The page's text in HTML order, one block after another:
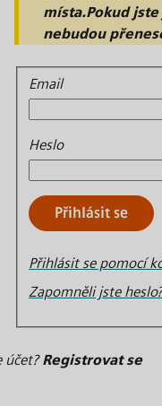
místa.Pokud
nebudou
Přihlášení
Email
Heslo
Přihlásit se
Přihlásit se pomocí
Zapomněli jste heslo?
účet?Registrovat se